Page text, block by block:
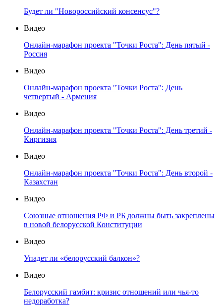
Будет ли "Новороссийский консенсус"?
Видео
Онлайн-марафон проекта "Точки Роста": День пятый -
Россия
Видео
Онлайн-марафон проекта "Точки Роста": День
четвертый - Армения
Видео
Онлайн-марафон проекта "Точки Роста": День третий -
Киргизия
Видео
Онлайн-марафон проекта "Точки Роста": День второй -
Казахстан
Видео
Союзные отношения РФ и РБ должны быть закреплены
в новой белорусской Конституции
Видео
Упадет ли «белорусский балкон»?
Видео
Белорусский гамбит: кризис отношений или чья-то
недоработка?